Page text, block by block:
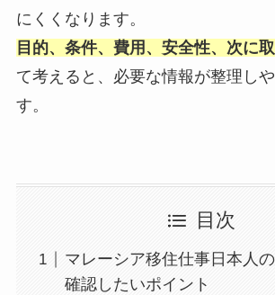
にくくなります。
目的、条件、費用、安全性、次に
て考えると、必要な情報が整理し
す。
目次
マレーシア移住仕事日本人
確認したいポイント